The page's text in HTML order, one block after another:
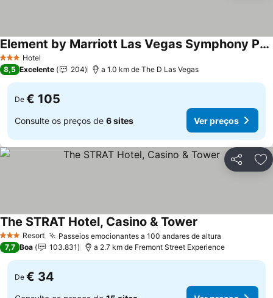
3 EstrelasHotel
Element by Marriott Las Vegas Symphony Park
8,5 Excelente 204 a 1.0 km de The D Las Vegas
De € 105
Consulte os preços de 6 sites Ver preços
Partilhar
3 EstrelasResort Passeios emocionantes a 100 andares de altura
The STRAT Hotel, Casino & Tower
7,7 Boa 103.831 a 2.7 km de Fremont Street Experience
De € 34